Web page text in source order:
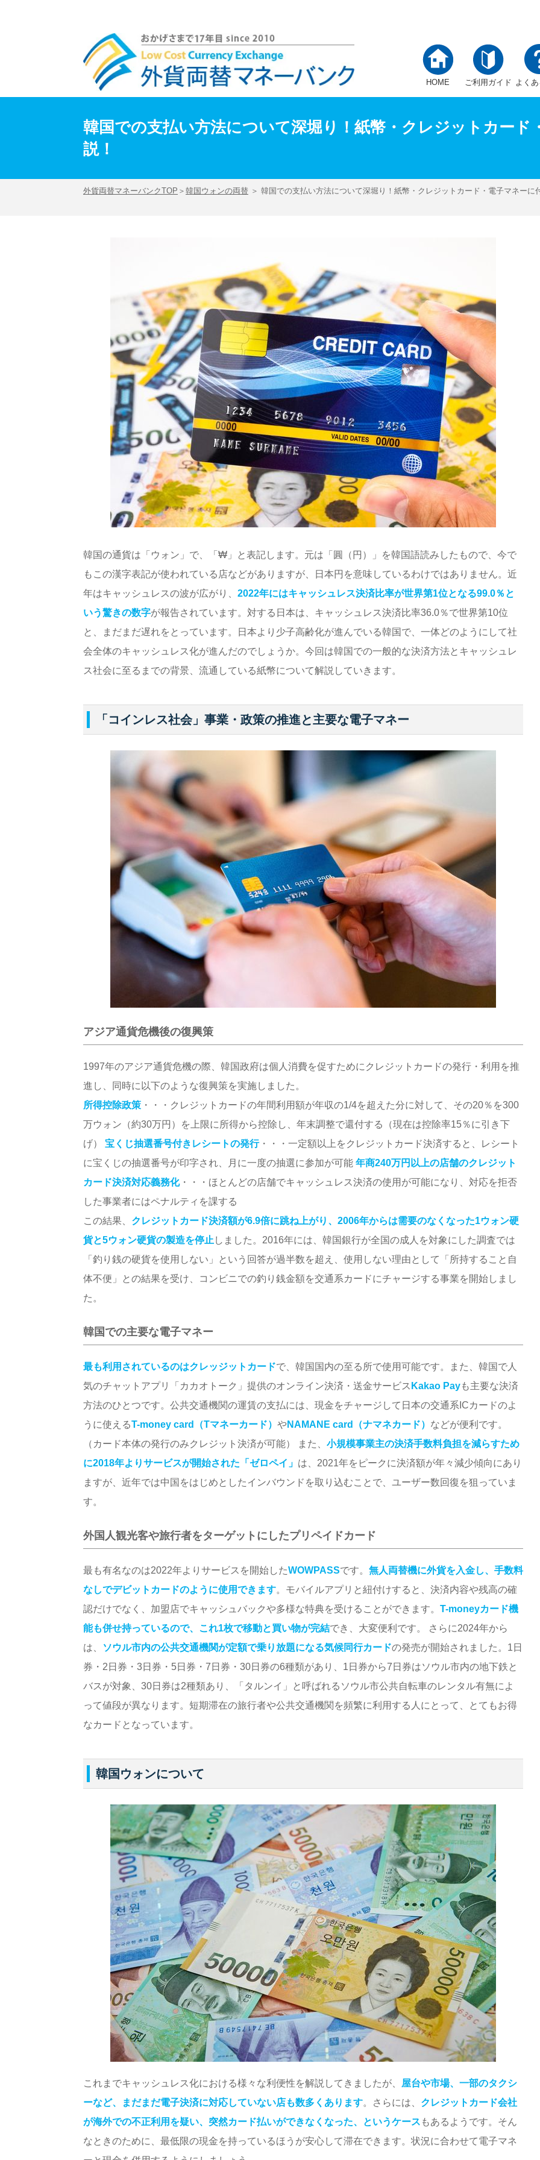
HOME ご利用ガイド よく
韓国での支払い方法について深堀り！紙幣・クレジットカード
説！
外貨両替マネーバンクTOP ＞ 韓国ウォンの両替 ＞ 韓国での支払い方法について深堀り！紙幣・クレジットカード・電子マネーに
韓国の通貨は「ウォン」で、「₩」と表記します。元は「圓（円）」を韓国語読みしたもので、今で
もこの漢字表記が使われている店などがありますが、日本円を意味しているわけではありません。近
年はキャッシュレスの波が広がり、 2022年にはキャッシュレス決済比率が世界第1位となる99.0％と
いう驚きの数字が報告されています。対する日本は、キャッシュレス決済比率36.0％で世界第10位
と、まだまだ遅れをとっています。日本より少子高齢化が進んでいる韓国で、一体どのようにして社
会全体のキャッシュレス化が進んだのでしょうか。今回は韓国での一般的な決済方法とキャッシュレ
ス社会に至るまでの背景、流通している紙幣について解説していきます。
「コインレス社会」事業・政策の推進と主要な電子マネー
アジア通貨危機後の復興策
1997年のアジア通貨危機の際、韓国政府は個人消費を促すためにクレジットカードの発行・利用を推
進し、同時に以下のような復興策を実施しました。
所得控除政策 ・・・クレジットカードの年間利用額が年収の1/4を超えた分に対して、その20％を300
万ウォン（約30万円）を上限に所得から控除し、年末調整で還付する（現在は控除率15％に引き下
げ） 宝くじ抽選番号付きレシートの発行・・・一定額以上をクレジットカード決済すると、レシート
に宝くじの抽選番号が印字され、月に一度の抽選に参加が可能 年商240万円以上の店舗のクレジット
カード決済対応義務化・・・ほとんどの店舗でキャッシュレス決済の使用が可能になり、対応を拒否
した事業者にはペナルティを課する
この結果、 クレジットカード決済額が6.9倍に跳ね上がり、2006年からは需要のなくなった1ウォン硬
貨と5ウォン硬貨の製造を停止しました。2016年には、韓国銀行が全国の成人を対象にした調査では
「釣り銭の硬貨を使用しない」という回答が過半数を超え、使用しない理由として「所持すること自
体不便」との結果を受け、コンビニでの釣り銭金額を交通系カードにチャージする事業を開始しまし
た。
韓国での主要な電子マネー
最も利用されているのはクレッジットカードで、韓国国内の至る所で使用可能です。また、韓国で人
気のチャットアプリ「カカオトーク」提供のオンライン決済・送金サービス Kakao Payも主要な決済
方法のひとつです。公共交通機関の運賃の支払には、現金をチャージして日本の交通系ICカードのよ
うに使えるT-money card（Tマネーカード） やNAMANE card（ナマネカード） などが便利です。
（カード本体の発行のみクレジット決済が可能） また、 小規模事業主の決済手数料負担を減らすため
に2018年よりサービスが開始された「ゼロペイ」 は、2021年をピークに決済額が年々減少傾向にあり
ますが、近年では中国をはじめとしたインバウンドを取り込むことで、ユーザー数回復を狙っていま
す。
外国人観光客や旅行者をターゲットにしたプリペイドカード
最も有名なのは2022年よりサービスを開始したWOWPASSです。 無人両替機に外貨を入金し、手数料
なしでデビットカードのように使用できます。モバイルアプリと紐付けすると、決済内容や残高の確
認だけでなく、加盟店でキャッシュバックや多様な特典を受けることができます。 T-moneyカード機
能も併せ持っているので、これ1枚で移動と買い物が完結でき、大変便利です。 さらに2024年から
は、
ソウル市内の公共交通機関が定額で乗り放題になる気候同行カードの発売が開始されました。1日
券・2日券・3日券・5日券・7日券・30日券の6種類があり、1日券から7日券はソウル市内の地下鉄と
バスが対象、30日券は2種類あり、「タルンイ」と呼ばれるソウル市公共自転車のレンタル有無によ
って値段が異なります。短期滞在の旅行者や公共交通機関を頻繁に利用する人にとって、とてもお得
なカードとなっています。
韓国ウォンについて
これまでキャッシュレス化における様々な利便性を解説してきましたが、 屋台や市場、一部のタクシ
ーなど、まだまだ電子決済に対応していない店も数多くあります。さらには、 クレジットカード会社
が海外での不正利用を疑い、突然カード払いができなくなった、というケース もあるようです。そん
なときのために、最低限の現金を持っているほうが安心して滞在できます。状況に合わせて電子マネ